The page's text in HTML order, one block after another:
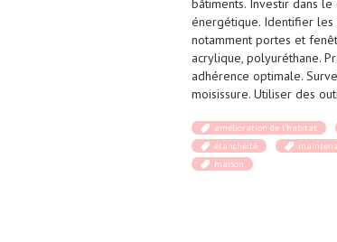
bâtiments. Investir dans
énergétique. Identifier les
notamment portes et
acrylique, polyuréthane.
adhérence optimale.
moisissure. Utiliser des
amélioration de l'habitat
étanchéité
maison